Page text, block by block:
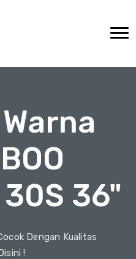
30S 36"
Dengan Kualitas
!